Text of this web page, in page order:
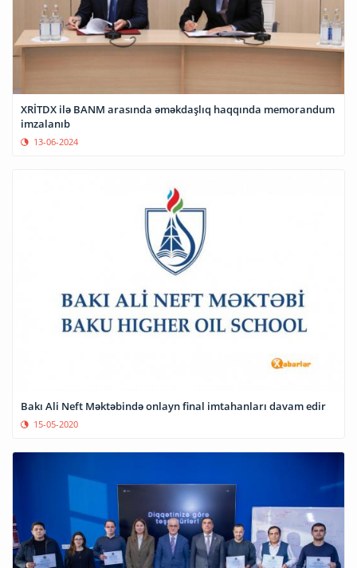
XRİTDX ilə BANM arasında əməkdaşlıq haqqında memorandum
imzalanıb
13-06-2024
Bakı Ali Neft Məktəbində onlayn final imtahanları davam edir
15-05-2020